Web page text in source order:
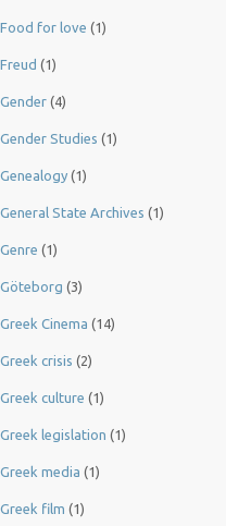
Food for love (1)
Freud (1)
Gender (4)
Gender Studies (1)
Genealogy (1)
General State Archives (1)
Genre (1)
Göteborg (3)
Greek Cinema (14)
Greek crisis (2)
Greek culture (1)
Greek legislation (1)
Greek media (1)
Greek film (1)